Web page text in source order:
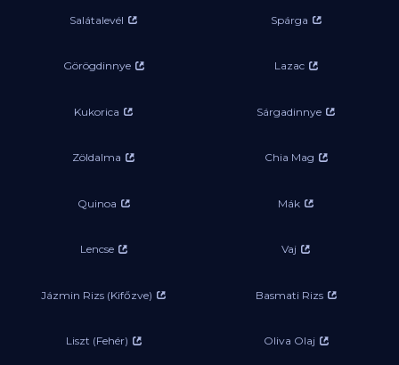
Salátalevél Spárga
Görögdinnye Lazac
Kukorica Sárgadinnye
Zöldalma Chia Mag
Quinoa Mák
Lencse Vaj
Jázmin Rizs (Kifőzve) Basmati Rizs
Liszt (Fehér) Oliva Olaj